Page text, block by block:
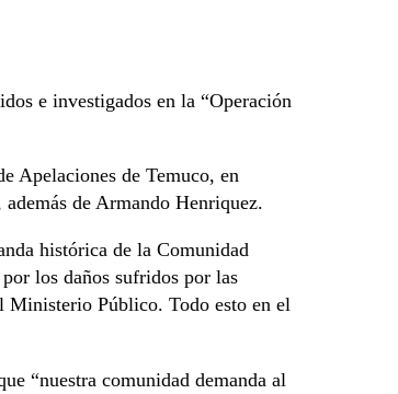
e investigados en la “Operación
Apelaciones de Temuco, en
de Armando Henriquez.
histórica de la Comunidad
los daños sufridos por las
Ministerio Público. Todo esto en el
“nuestra comunidad demanda al